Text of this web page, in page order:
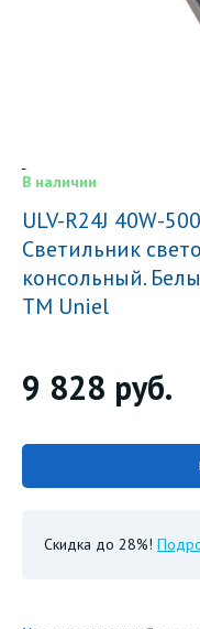
В наличии
ULV-R24J 40W-5000К IP65 SILVER
Светильник
консольный.
TM Uniel
9 828 руб.
Скидка до 28%!